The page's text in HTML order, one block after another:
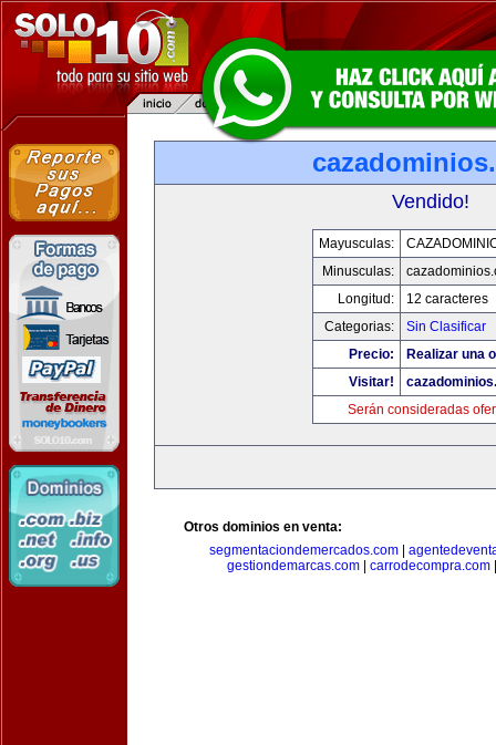
Vendido!
Mayusculas:
Minusculas:
Longitud:
12 caracteres
Categorias:
Sin Clasificar
Precio:
Realizar una
Visitar!
Serán consideradas
Otros dominios en venta:
segmentaciondemercados.com
gestiondemarcas.com
carrodecompra.com